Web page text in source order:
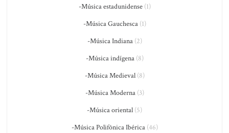
-Música estadunidense(1)
-Música Gauchesca(1)
-Música Indiana(2)
-Música indígena(8)
-Música Medieval(8)
-Música Moderna(3)
-Música oriental (5)
-Música Polifônica Ibérica(46)